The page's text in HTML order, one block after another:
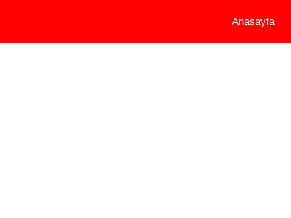
Anasayfa